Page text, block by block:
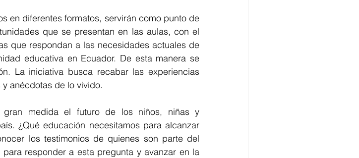
en diferentes formatos, servirán como punto de
que se presentan en las aulas, con el
que respondan a las necesidades actuales de
educativa en Ecuador. De esta manera se
La iniciativa busca recabar las experiencias
anécdotas de lo vivido.
gran medida el futuro de los niños, niñas y
¿Qué educación necesitamos para alcanzar
los testimonios de quienes son parte del
responder a esta pregunta y avanzar en la